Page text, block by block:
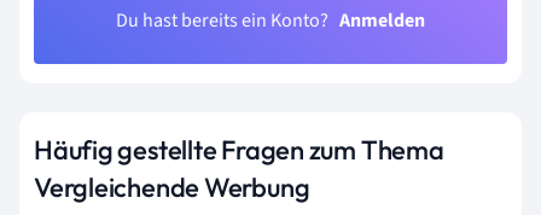
Du hast bereits ein Konto? Anmelden
Häufig gestellte Fragen zum Thema
Vergleichende Werbung